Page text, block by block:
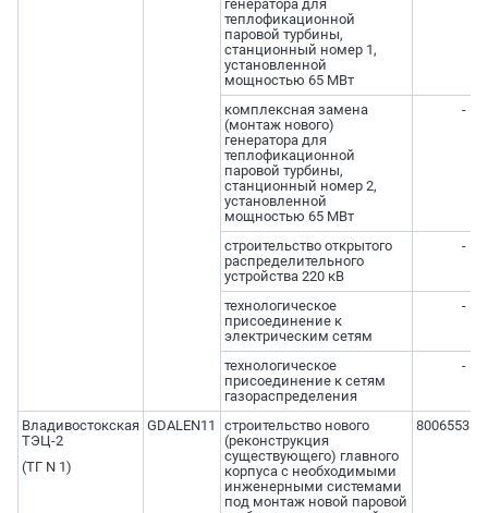
генератора для
теплофикационной
паровой турбины,
станционный номер 1,
установленной
мощностью 65 МВт
комплексная замена
(монтаж нового)
генератора для
теплофикационной
паровой турбины,
станционный номер 2,
установленной
мощностью 65 МВт
-
строительство открытого
распределительного
устройства 220 кВ
-
технологическое
присоединение к
электрическим сетям
-
технологическое
присоединение к сетям
газораспределения
-
Владивостокская
ТЭЦ-2
(ТГ N 1)
GDALEN11
строительство нового
(реконструкция
существующего) главного
корпуса с необходимыми
инженерными системами
под монтаж новой паровой